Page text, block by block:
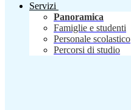
Servizi
Panoramica
Famiglie e studenti
Personale scolastico
Percorsi di studio